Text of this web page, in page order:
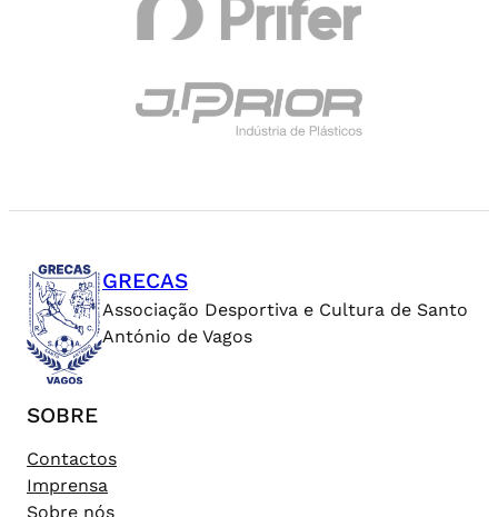
GRECAS
Associação Desportiva e Cultura de Santo
António de Vagos
SOBRE
Contactos
Imprensa
Sobre nós